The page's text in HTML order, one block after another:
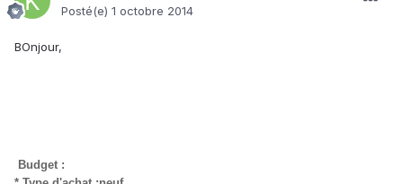
Posté(e) 1 octobre 2014
BOnjour,
Budget :